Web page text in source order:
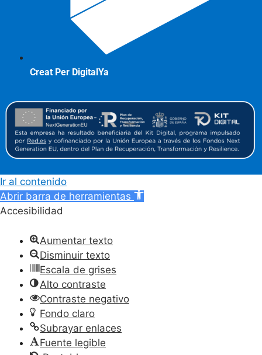
Creat Per DigitalYa
Ir al contenido
Abrir barra de herramientas
Accesibilidad
Aumentar texto
Disminuir texto
Escala de grises
Alto contraste
Contraste negativo
Fondo claro
Subrayar enlaces
Fuente legible